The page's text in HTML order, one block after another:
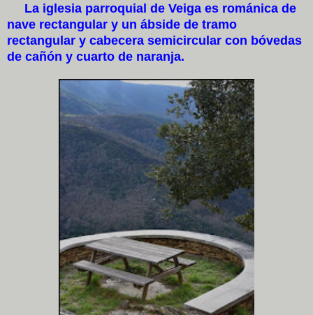
La iglesia parroquial de Veiga es románica de
nave rectangular y un ábside de tramo
rectangular y cabecera semicircular con bóvedas
de cañón y cuarto de naranja.